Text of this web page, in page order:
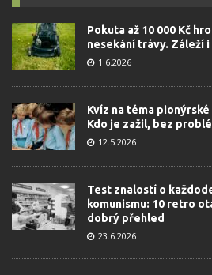
Pokuta až 10 000 Kč
nesekání trávy. Záleží
1.6.2026
Kvíz na téma
Kdo je zažil, bez
12.5.2026
Test znalostí o
komunismu: 10 retro
dobrý přehled
23.6.2026